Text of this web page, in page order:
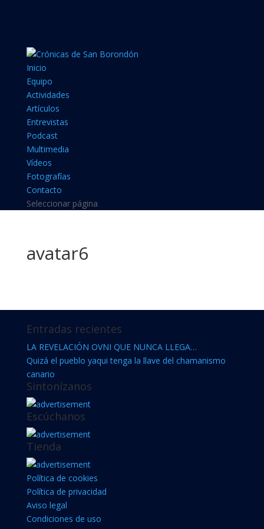
Inicio
Equipo
Actividades
Artículos
Entrevistas
Podcast
Multimedia
Vídeos
Fotografías
Contacto
Seleccionar página
avatar6
Entradas recientes
LA REVELACIÓN OVNI QUE NUNCA LLEGA…
Quizá el pueblo yaqui tenga la llave del chamanismo
canario
Sintonízanos
Escúchanos
Tienda
Política de cookies
Política de privacidad
Aviso legal
Condiciones de uso